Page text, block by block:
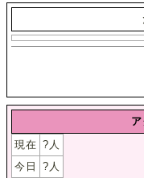
現在 ? 人
今日
? 人